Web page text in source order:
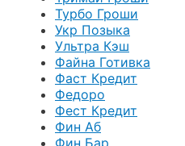
Турбо Гроши
Укр Позыка
Ультра Кэш
Файна Готивка
Фаст Кредит
Федоро
Фест Кредит
Фин Аб